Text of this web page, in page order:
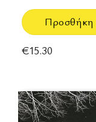
Προσθήκη
€15.30